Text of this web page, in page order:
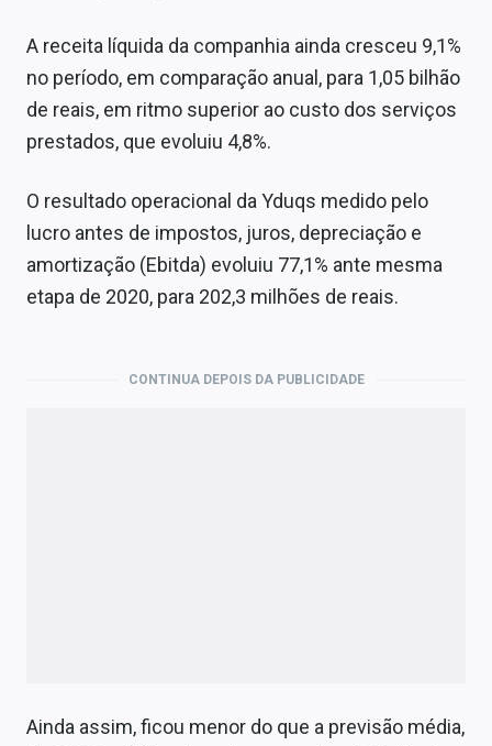
A receita líquida da companhia ainda cresceu 9,1%
no período, em comparação anual, para 1,05 bilhão
de reais, em ritmo superior ao custo dos serviços
prestados, que evoluiu 4,8%.
O resultado operacional da Yduqs medido pelo
lucro antes de impostos, juros, depreciação e
amortização (Ebitda) evoluiu 77,1% ante mesma
etapa de 2020, para 202,3 milhões de reais.
CONTINUA DEPOIS DA PUBLICIDADE
Ainda assim, ficou menor do que a previsão média,